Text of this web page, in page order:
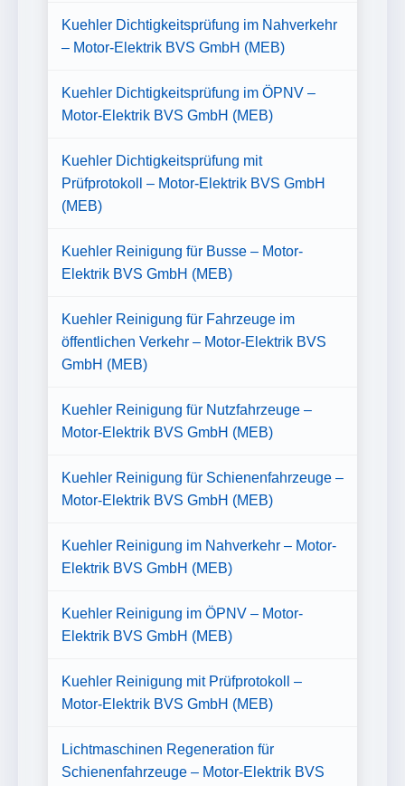
Kuehler Dichtigkeitsprüfung im Nahverkehr
– Motor-Elektrik BVS GmbH (MEB)
Kuehler Dichtigkeitsprüfung im ÖPNV –
Motor-Elektrik BVS GmbH (MEB)
Kuehler Dichtigkeitsprüfung mit
Prüfprotokoll – Motor-Elektrik BVS GmbH
(MEB)
Kuehler Reinigung für Busse – Motor-
Elektrik BVS GmbH (MEB)
Kuehler Reinigung für Fahrzeuge im
öffentlichen Verkehr – Motor-Elektrik BVS
GmbH (MEB)
Kuehler Reinigung für Nutzfahrzeuge –
Motor-Elektrik BVS GmbH (MEB)
Kuehler Reinigung für Schienenfahrzeuge –
Motor-Elektrik BVS GmbH (MEB)
Kuehler Reinigung im Nahverkehr – Motor-
Elektrik BVS GmbH (MEB)
Kuehler Reinigung im ÖPNV – Motor-
Elektrik BVS GmbH (MEB)
Kuehler Reinigung mit Prüfprotokoll –
Motor-Elektrik BVS GmbH (MEB)
Lichtmaschinen Regeneration für
Schienenfahrzeuge – Motor-Elektrik BVS